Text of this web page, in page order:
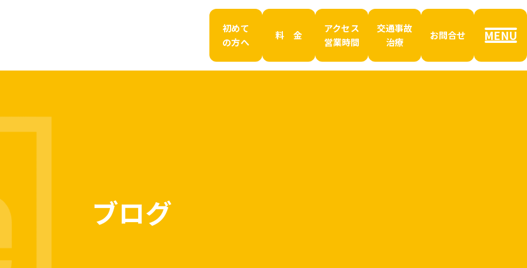
初めて
の方へ
料 金
アクセス
営業時間
交通事故
治療
お問合せ MENU
ブログ